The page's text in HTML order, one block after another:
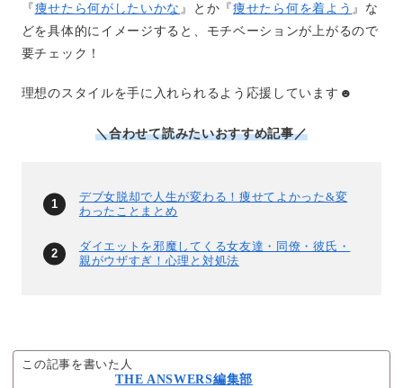
『痩せたら何がしたいかな 』とか『痩せたら何を着よう 』な
どを具体的にイメージすると、モチベーションが上がるので
要チェック！
理想のスタイルを手に入れられるよう応援しています☻
＼合わせて読みたいおすすめ記事／
デブ女脱却で人生が変わる！痩せてよかった&変
わったことまとめ
ダイエットを邪魔してくる女友達・同僚・彼氏・
親がウザすぎ！心理と対処法
この記事を書いた人
THE ANSWERS編集部